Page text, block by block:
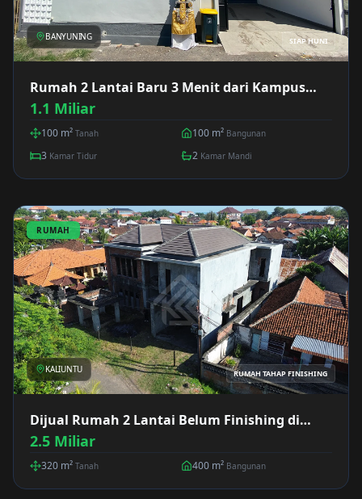
BANYUNING SIAP HUNI
Rumah 2 Lantai Baru 3 Menit dari Kampus
Mpu Kuturan Banyuning
1.1 Miliar
100 m² Tanah 100 m² Bangunan
3 Kamar Tidur 2 Kamar Mandi
RUMAH
KALIUNTU RUMAH TAHAP FINISHING
Dijual Rumah 2 Lantai Belum Finishing di
Kaliuntu
2.5 Miliar
320 m² Tanah 400 m² Bangunan